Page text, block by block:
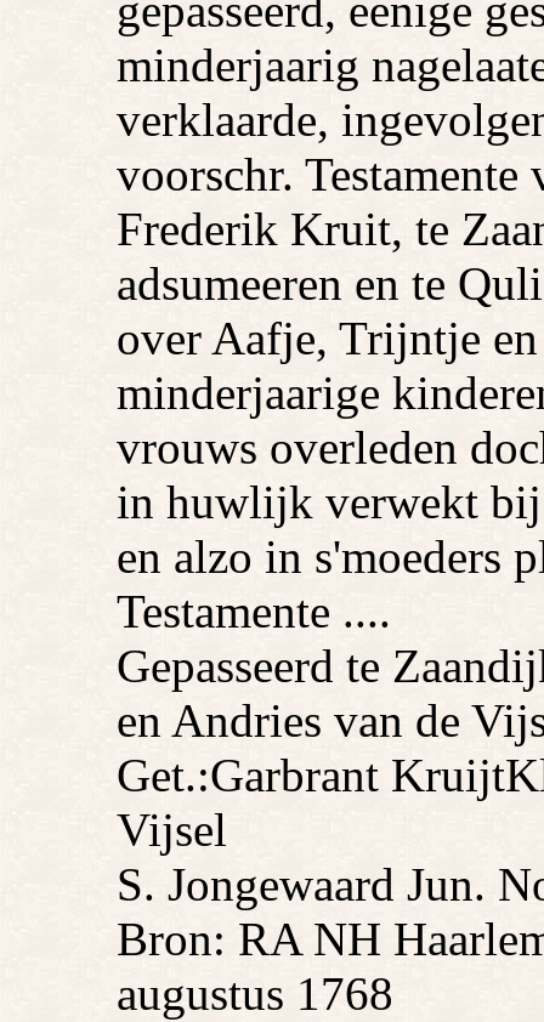
minderjaarig
verklaarde,
voorschr. Testamente
Frederik Kruit, te
adsumeeren en te
over Aafje, Trijntje
minderjaarige
vrouws overleden
in huwlijk verwekt bij
en alzo in s'moeders
Testamente ....
Gepasseerd te
en Andries van de
Get.:Garbrant Kruijt
Vijsel
S. Jongewaard Jun.
Bron: RA NH
augustus 1768